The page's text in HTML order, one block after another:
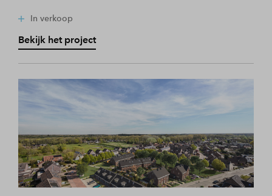
In verkoop
Bekijk het project